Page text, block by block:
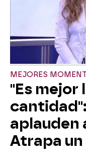
MEJORES
"Es mejor
aplauden
Atrapa